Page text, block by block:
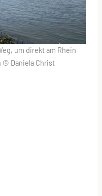
um direkt am Rhein
© Daniela Christ